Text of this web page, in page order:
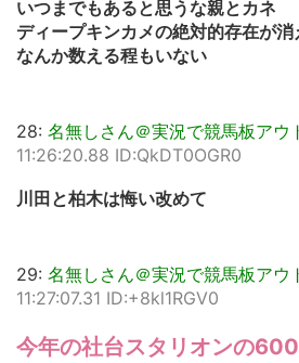
いつまでもあると思うな親とカネ
ディープキンカメの絶対的存在が
なんか数える程もいない
28: 名無しさん＠実況で競馬板アウ
11:26:20.88 ID:QkDT0OGR0
川田と柏木は悔い改めて
29: 名無しさん＠実況で競馬板アウ
11:27:07.31 ID:+8kl1RGV0
今年の社台スタリオンの